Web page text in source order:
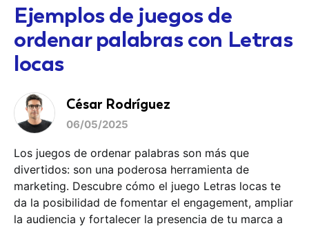
Ejemplos de juegos de
ordenar palabras con Letras
locas
César Rodríguez
06/05/2025
Los juegos de ordenar palabras son más que
divertidos: son una poderosa herramienta de
marketing. Descubre cómo el juego Letras locas te
da la posibilidad de fomentar el engagement, ampliar
la audiencia y fortalecer la presencia de tu marca a